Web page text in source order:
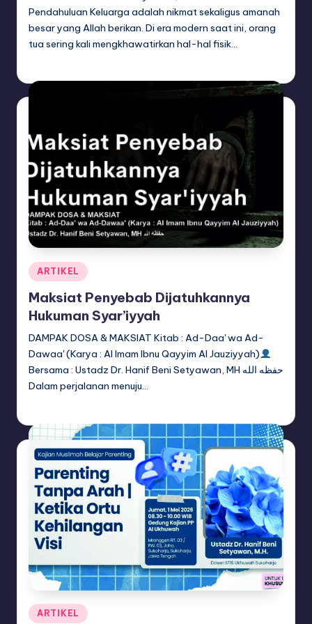
Pendahuluan Keluarga adalah nikmat sekaligus amanah
besar yang Allah berikan. Di era modern saat ini, orang
tua sering kali mengkhawatirkan hal-hal fisik…
Posted
in
ARTIKEL
Maksiat Penyebab Dijatuhkannya
Hukuman Syar’iyyah
DAMPAK DOSA & MAKSIAT Kitab : Ad-Daa' wa Ad-
Dawaa' (Karya : Al Imam Ibnu Qayyim Al Jauziyyah)
Bersama : Ustadz Dr. Hanif Beni Setyawan, MH حفظه الله
Dalam perjalanan menuju…
Posted
ARTIKEL